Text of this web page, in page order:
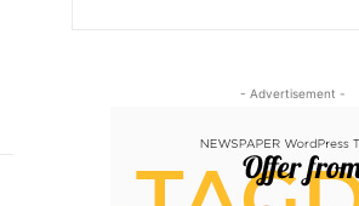
- Advertisement -